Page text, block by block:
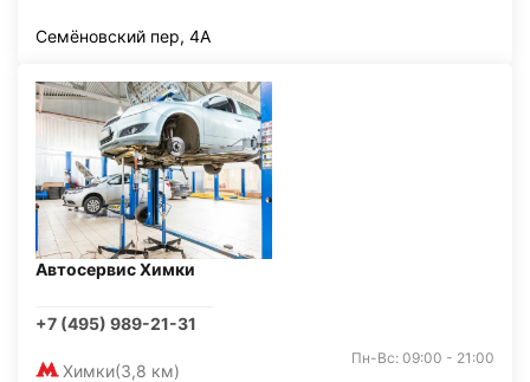
Семёновский пер, 4А
Автосервис Химки
+7 (495) 989-21-31
Химки(3,8 км)
Пн-Вс: 09:00 - 21:00